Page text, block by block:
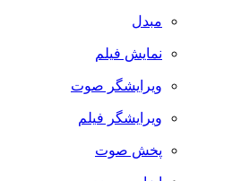
مبدل
نمایش فیلم
ویرایشگر صوت
ویرایشگر فیلم
پخش صوت